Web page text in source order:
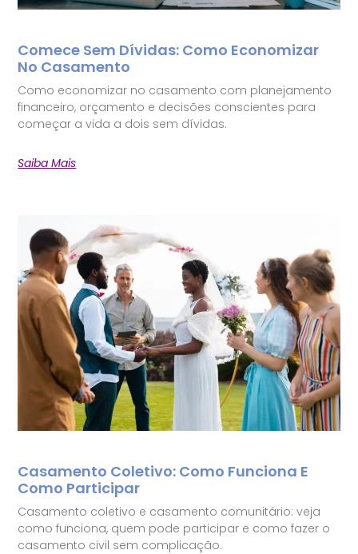
Comece Sem Dívidas: Como Economizar
No Casamento
Como economizar no casamento com planejamento
financeiro, orçamento e decisões conscientes para
começar a vida a dois sem dívidas.
Saiba Mais
Casamento Coletivo: Como Funciona E
Como Participar
Casamento coletivo e casamento comunitário: veja
como funciona, quem pode participar e como fazer o
casamento civil sem complicação.